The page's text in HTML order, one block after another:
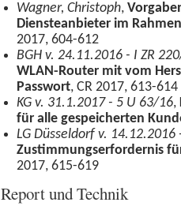
Wagner, Christoph,
Diensteanbieter im
2017, 604-612
BGH v. 24.11.2016 - I ZR
WLAN-Router mit vom
Passwort, CR 2017, 613-614
KG v. 31.1.2017 - 5 U 63/16,
für alle gespeicherten
LG Düsseldorf v.
Zustimmungserfordernis
2017, 615-619
Report und Technik